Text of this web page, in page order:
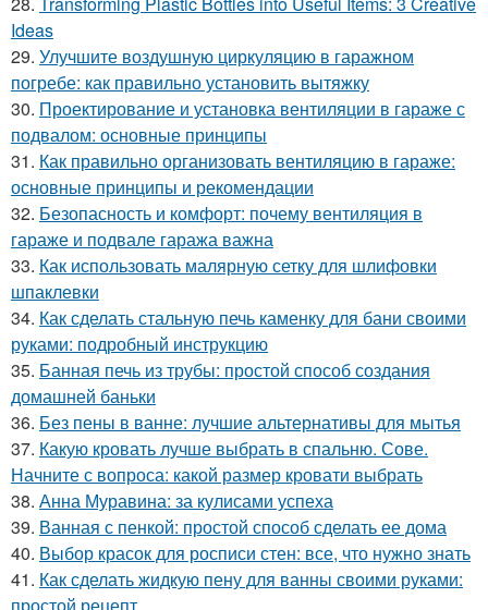
Ideas
29. Улучшите воздушную циркуляцию в гаражном
погребе: как правильно установить вытяжку
30. Проектирование и установка вентиляции в гараже с
подвалом: основные принципы
31. Как правильно организовать вентиляцию в гараже:
основные принципы и рекомендации
32. Безопасность и комфорт: почему вентиляция в
гараже и подвале гаража важна
33. Как использовать малярную сетку для шлифовки
шпаклевки
34. Как сделать стальную печь каменку для бани своими
руками: подробный инструкцию
35. Банная печь из трубы: простой способ создания
домашней баньки
36. Без пены в ванне: лучшие альтернативы для мытья
37. Какую кровать лучше выбрать в спальню. Сове.
Начните с вопроса: какой размер кровати выбрать
38. Анна Муравина: за кулисами успеха
39. Ванная с пенкой: простой способ сделать ее дома
40. Выбор красок для росписи стен: все, что нужно знать
41. Как сделать жидкую пену для ванны своими руками:
простой рецепт